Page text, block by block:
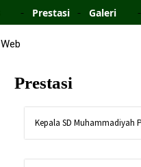
Prestasi Galeri
Prestasi
Kepala SD Muhammadiyah